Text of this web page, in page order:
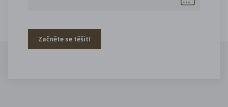
Začněte se těšit!